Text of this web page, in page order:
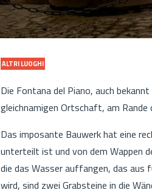
ALTRI LUOGHI
Die Fontana del Piano, auch
gleichnamigen Ortschaft, am Rande
Das imposante Bauwerk hat eine
unterteilt ist und von dem Wappen
die das Wasser auffangen, das aus
wird, sind zwei Grabsteine in die